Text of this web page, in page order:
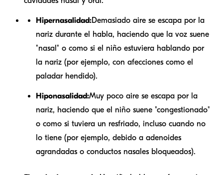
Hipernasalidad:Demasiado aire se escapa por la
nariz durante el habla, haciendo que la voz suene
"nasal" o como si el niño estuviera hablando por
la nariz (por ejemplo, con afecciones como el
paladar hendido).
Hiponasalidad:Muy poco aire se escapa por la
nariz, haciendo que el niño suene "congestionado"
o como si tuviera un resfriado, incluso cuando no
lo tiene (por ejemplo, debido a adenoides
agrandadas o conductos nasales bloqueados).